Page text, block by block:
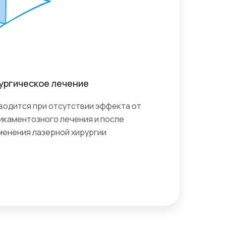
лечение
при отсутствии эффекта от
лечения и после
лазерной хирургии